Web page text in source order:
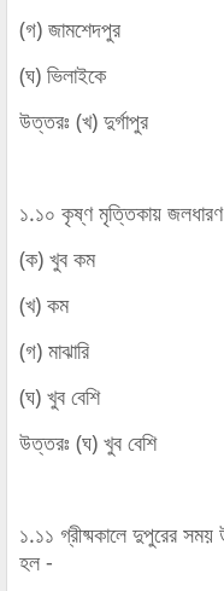
(গ) জামশেদপুর
(ঘ) ভিলাইকে
উত্তরঃ (খ) দুর্গাপুর
১.১০ কৃষ্ণ মৃত্তিকায়
(ক) খুব কম
(খ) কম
(গ) মাঝারি
(ঘ) খুব বেশি
উত্তরঃ (ঘ) খুব বেশি
১.১১ গ্রীষ্মকালে দুপুরের
হল -